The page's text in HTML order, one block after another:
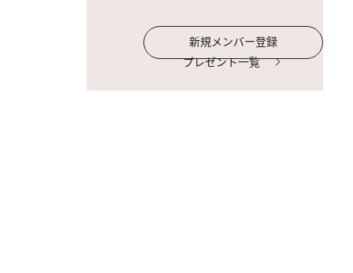
新規メンバー登録
プレゼント一覧